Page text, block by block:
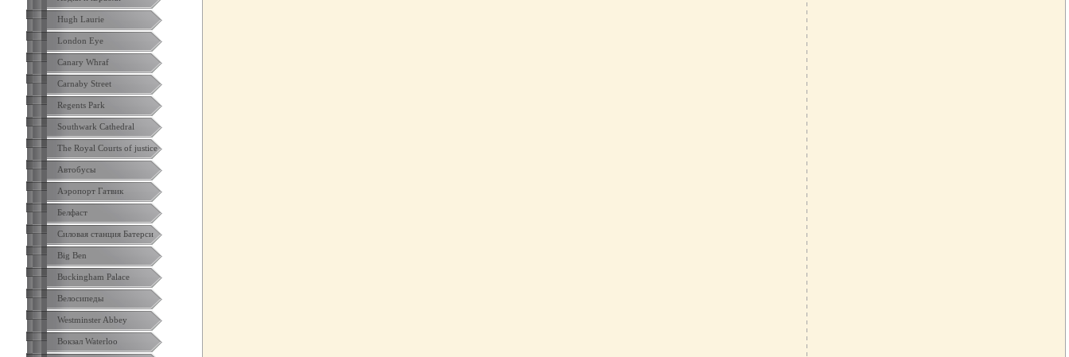
Hugh Laurie
London Eye
Canary Whraf
Carnaby Street
Regents Park
Southwark Cathedral
The Royal Courts of justice
Автобусы
Аэропорт Гатвик
Белфаст
Силовая станция Батерси
Big Ben
Buckingham Palace
Велосипеды
Westminster Abbey
Вокзал Waterloo